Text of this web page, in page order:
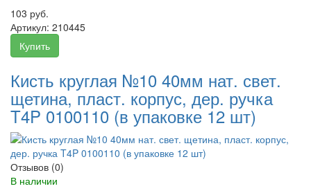
103 руб.
Артикул: 210445
Купить
Кисть круглая №10 40мм нат. свет.
щетина, пласт. корпус, дер. ручка
T4P 0100110 (в упаковке 12 шт)
Отзывов (0)
В наличии